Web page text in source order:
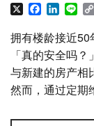
X Facebook
拥有楼龄接近
「真的安全吗？」
与新建的房产相
然而，通过定期